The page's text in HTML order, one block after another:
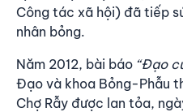
Công tác xã hội) đã tiếp
nhân bỏng.
Năm 2012, bài báo “Đạo
Đạo và khoa Bỏng-Phẫu
Chợ Rẫy được lan tỏa,